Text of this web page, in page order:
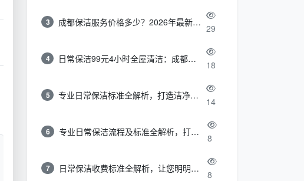
3 成都保洁服务价格多少？2026年最新报价表来了，这一篇看透所有费用
29
4 日常保洁99元4小时全屋清洁：成都天均安洁保洁超值服务全解析
18
5 专业日常保洁标准全解析，打造洁净舒适生活空间
14
6 专业日常保洁流程及标准全解析，打造洁净舒适环境
8
7 日常保洁收费标准全解析，让您明明白白消费
8